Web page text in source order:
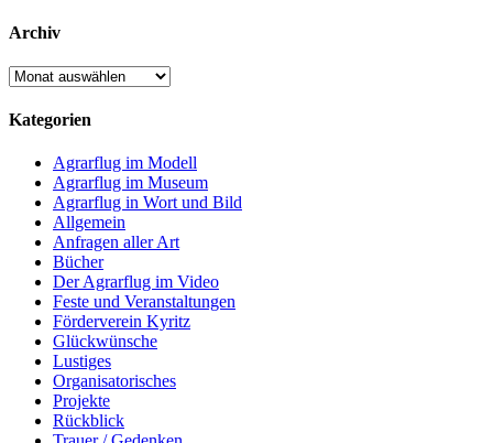
Archiv
Archiv
Kategorien
Agrarflug im Modell
Agrarflug im Museum
Agrarflug in Wort und Bild
Allgemein
Anfragen aller Art
Bücher
Der Agrarflug im Video
Feste und Veranstaltungen
Förderverein Kyritz
Glückwünsche
Lustiges
Organisatorisches
Projekte
Rückblick